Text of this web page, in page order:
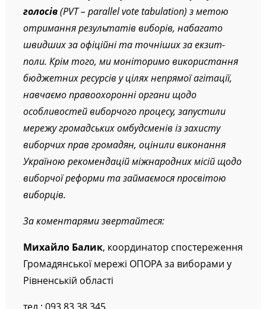
голосів(PVT – parallel vote tabulation) з метою
отримання результатів виборів, набагато
швидших за офіційні та точніших за екзит-
поли. Крім того, ми моніторимо використання
бюджетних ресурсів у цілях непрямої агітації,
навчаємо правоохоронні органи щодо
особливостей виборчого процесу, запустили
мережу громадських омбудсменів із захисту
виборчих прав громадян, оцінили виконання
Україною рекомендацій міжнародних місій щодо
виборчої реформи та займаємося просвітою
виборців.
За коментарями звертайтеся:
Михайло Балик, координатор спостереження
Громадянської мережі ОПОРА за виборами у
Рівненській області